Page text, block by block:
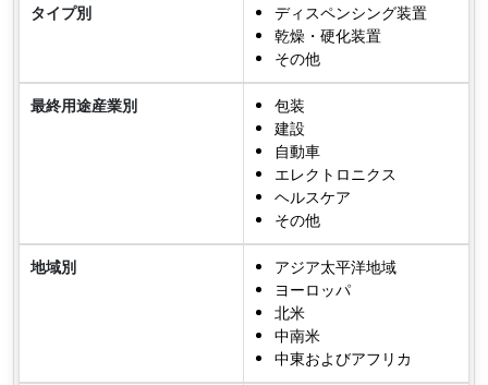
タイプ別
ディスペンシング装置
乾燥・硬化装置
その他
最終用途産業別
包装
建設
自動車
エレクトロニクス
ヘルスケア
その他
地域別
アジア太平洋地域
ヨーロッパ
北米
中南米
中東およびアフリカ